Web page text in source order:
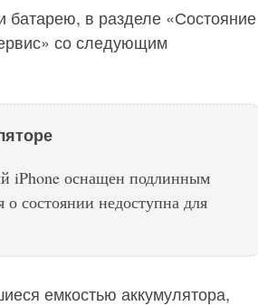
батарею, в разделе «Состояние
со следующим
iPhone оснащен подлинным
состоянии недоступна для
емкостью аккумулятора,